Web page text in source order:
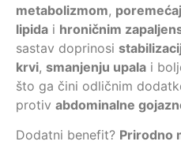
metabolizmom,
lipida i hroničnim
sastav doprinosi
krvi, smanjenju upala i
što ga čini odličnim
protiv abdominalne
Dodatni benefit? Prirodno